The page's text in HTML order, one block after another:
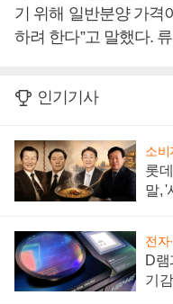
기 위해 일반분양 가격
하려 한다”고 말했다.
인기기사
소비
롯
말, '
전자
D램
기